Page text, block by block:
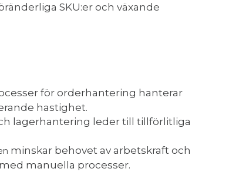
SKU:er och växande
för orderhantering hanterar
hastighet.
lagerhantering leder till tillförlitliga
minskar behovet av arbetskraft och
manuella processer.